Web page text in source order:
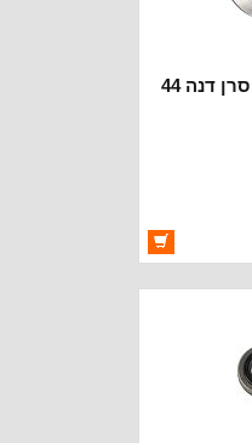
מיסב חיצוני פניון סרן דנה 44